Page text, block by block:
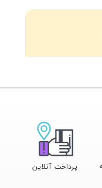
پرداخت آنلاین